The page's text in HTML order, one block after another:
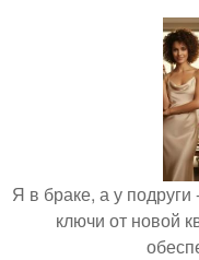
Я в браке, а у
ключи от новой